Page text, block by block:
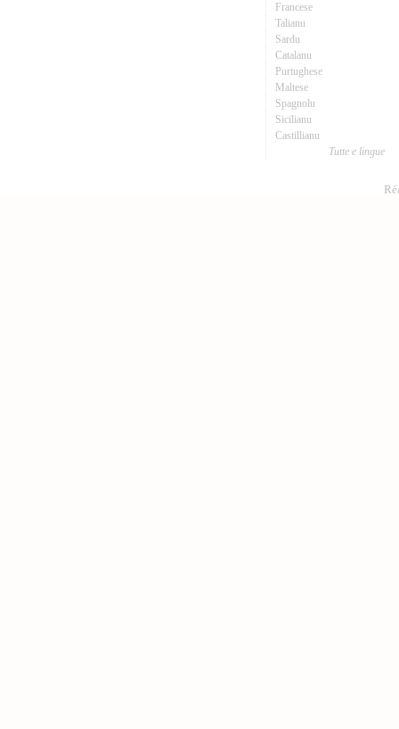
Francese
Talianu
Sardu
Catalanu
Purtughese
Maltese
Spagnolu
Sicilianu
Castillianu
Tutte e lingue